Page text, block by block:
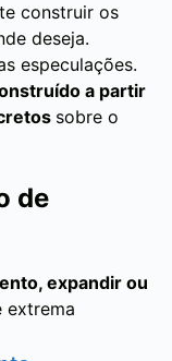
construir os
deseja.
especulações.
a partir
sobre o
de
expandir ou
extrema